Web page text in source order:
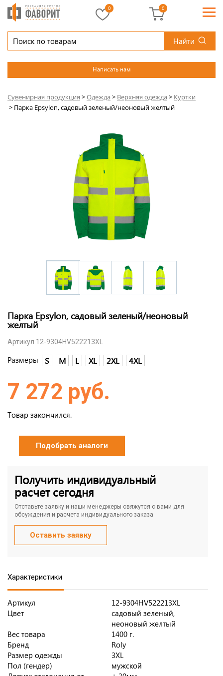
Найти
Написать нам
0 0
Сувенирная продукция >Одежда> Верхняя одежда> Куртки
> Парка Epsylon, садовый зеленый/неоновый желтый
Парка Epsylon, садовый зеленый/неоновый
желтый
Артикул 12-9304HV522213XL
Размеры S M L XL 2XL 4XL
7 272 руб.
Товар закончился.
Подобрать аналоги
Получить индивидуальный
расчет сегодня
Отставьте заявку и наши менеджеры свяжутся с вами для
обсуждения и расчета индивидуального заказа
Оставить заявку
Характеристики
Артикул
12-9304HV522213XL
Цвет
садовый зеленый,
неоновый желтый
Вес товара
1400 г.
Бренд
Roly
Размер одежды
3XL
Пол (гендер)
мужской